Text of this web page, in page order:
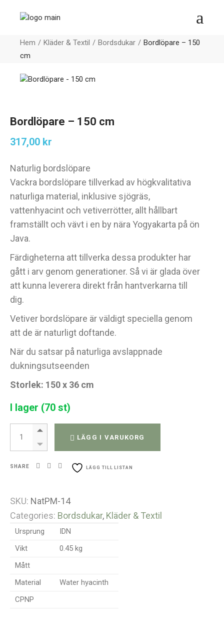
Hem Kläder & Textil Bordsdukar
Bordlöpare – 150
cm
Bordlöpare – 150 cm
317,00 kr
Naturlig bordslöpare
Vackra bordslöpare tillverkad av högkvalitativa
naturliga material, inklusive sjögräs,
vattenhyacint och vetiverrötter, allt hållbart
framställt och vävt i en by nära Yogyakarta på ön
Java.
Färdigheterna att tillverka dessa produkter har
gått i arv genom generationer. Så vi är glada över
att kunna leverera direkt från hantverkarna till
dig.
Vetiver bordslöpare är väldigt speciella genom
att de är naturligt doftande.
När du satsar på naturliga avslappnade
dukningsutseenden
Storlek: 150 x 36 cm
I lager (70 st)
Bordlöpare - 150 cm quantity
LÄGG I VARUKORG
SHARE LÄGG TILL LISTAN
SKU: NatPM-14
Categories: Bordsdukar, Kläder & Textil
Ursprung
IDN
Vikt
0.45 kg
Mått
Material
Water hyacinth
CPNP